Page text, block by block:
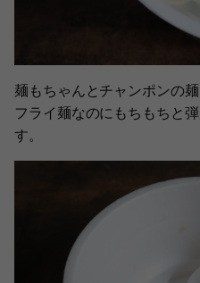
麺もちゃんとチャンポンの
フライ麺なのにもちもちと
す。